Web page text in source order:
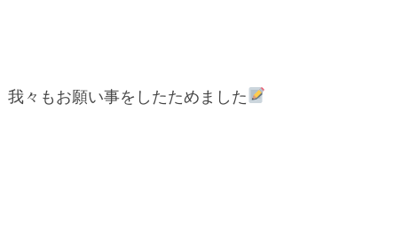
我々もお願い事をしたためました